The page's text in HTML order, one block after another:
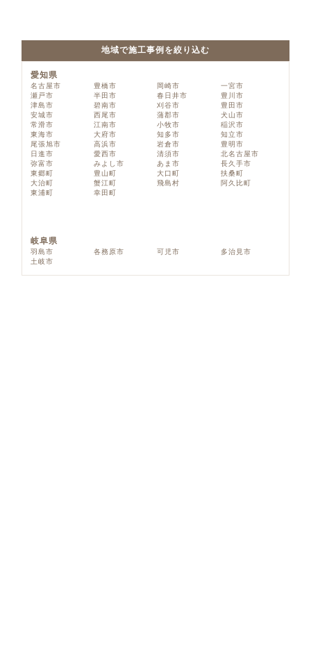
地域で施工事例を絞り込む
愛知県
名古屋市 豊橋市 岡崎市
一宮市
瀬戸市
半田市 春日井市
豊川市
津島市
碧南市 刈谷市
豊田市
安城市
西尾市 蒲郡市
犬山市
常滑市
江南市 小牧市
稲沢市
東海市
大府市 知多市
知立市
尾張旭市
高浜市 岩倉市
豊明市
日進市
愛西市 清須市
北名古屋市
弥富市
みよし市 あま市
長久手市
東郷町
豊山町 大口町
扶桑町
大治町
蟹江町 飛島村
阿久比町
東浦町
幸田町
岐阜県
羽島市 各務原市 可児市
多治見市
土岐市